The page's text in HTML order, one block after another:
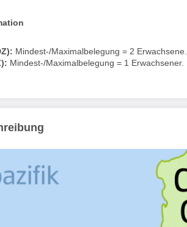
Mindest-/Maximalbelegung = 2 Erwachsene.
Mindest-/Maximalbelegung = 1 Erwachsener.